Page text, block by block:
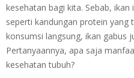
kesehatan bagi kita. Sebab,
seperti kandungan protein yang
konsumsi langsung, ikan gabus
Pertanyaannya, apa saja
kesehatan tubuh?